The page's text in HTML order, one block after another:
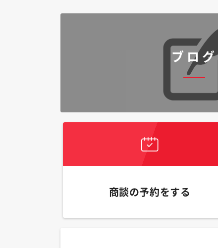
ブログ
商談の予約をする